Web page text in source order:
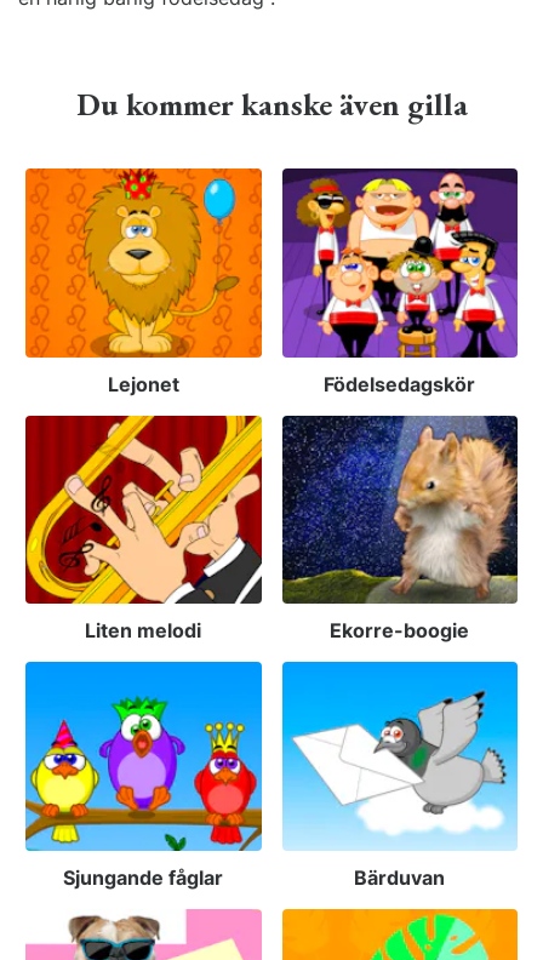
Du kommer kanske även gilla
Lejonet Födelsedagskör
Liten melodi Ekorre-boogie
Sjungande fåglar Bärduvan